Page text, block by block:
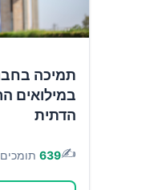
תמיכה
במילואים
הדתית
✍️
639 תומכים